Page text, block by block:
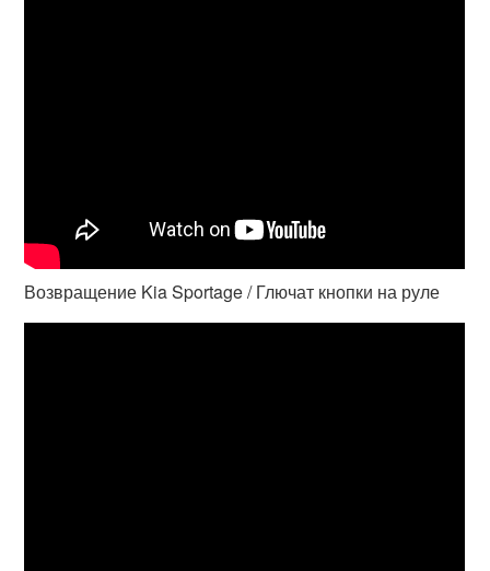
Возвращение Kia Sportage / Глючат кнопки на руле